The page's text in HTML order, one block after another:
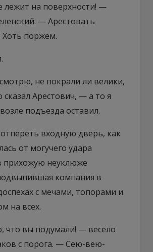
лежит на поверхности! —
— Арестовать
Хоть поржем.
не покрали ли велики,
Арестович, — а то я
подъезда оставил.
входную дверь, как
от могучего удара
прихожую неуклюже
компания в
с мечами, топорами и
на всех.
что вы подумали! — весело
с порога. — Сею-вею-